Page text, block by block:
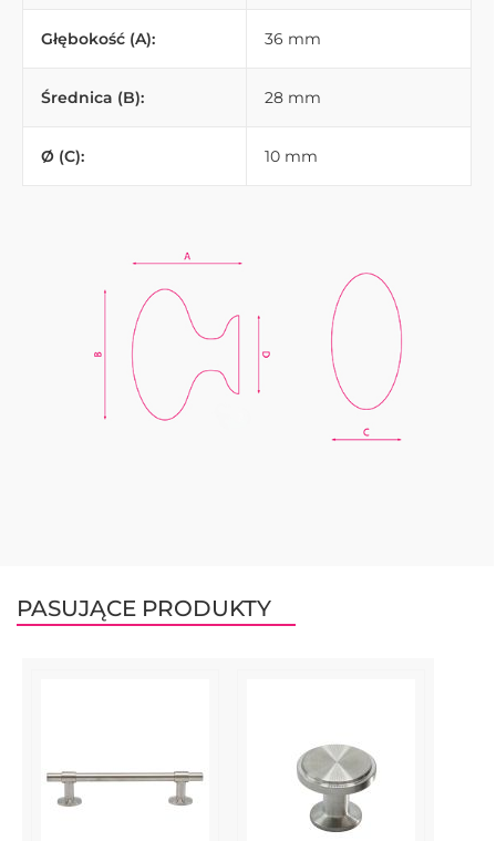
Głębokość (A): 36 mm
Średnica (B): 28 mm
Ø (C): 10 mm
PASUJĄCE PRODUKTY